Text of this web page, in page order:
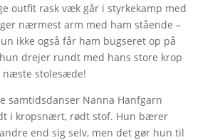
outfit rask væk går i styrkekamp med
nærmest arm med ham stående –
ikke også får ham bugseret op på
drejer rundt med hans store krop
næste stolesæde!
samtidsdanser Nanna Hanfgarn
i kropsnært, rødt stof. Hun bærer
end sig selv, men det gør hun til